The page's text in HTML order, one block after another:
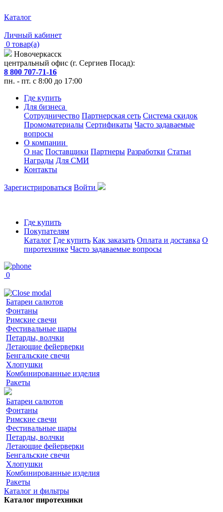
Каталог
Личный кабинет
0 товар(а)
Новочеркасск
центральный офис (г. Сергиев Посад):
8 800 707-71-16
пн. - пт. с 8:00 до 17:00
Где купить
Для бизнеса
Сотрудничество Партнерская сеть Система скидок
Промоматериалы Сертификаты Часто задаваемые
вопросы
О компании
О нас Поставщики Партнеры Разработки Статьи
Награды Для СМИ
Контакты
Зарегистрироваться Войти
Где купить
Покупателям
Каталог Где купить Как заказать Оплата и доставка О
пиротехнике Часто задаваемые вопросы
0
Батареи салютов
Фонтаны
Римские свечи
Фестивальные шары
Петарды, волчки
Летающие фейерверки
Бенгальские свечи
Хлопушки
Комбинированные изделия
Ракеты
Батареи салютов
Фонтаны
Римские свечи
Фестивальные шары
Петарды, волчки
Летающие фейерверки
Бенгальские свечи
Хлопушки
Комбинированные изделия
Ракеты
Каталог и фильтры
Каталог пиротехники